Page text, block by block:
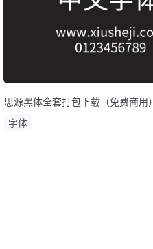
思源黑体全套打包下载（免费商用）
字体